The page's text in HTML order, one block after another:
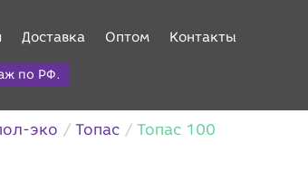
Доставка Оптом Контакты
по РФ.
эко Топас Топас 100